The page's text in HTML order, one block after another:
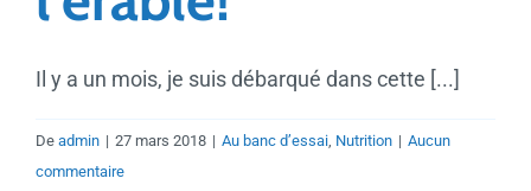
Il y a un mois, je suis débarqué dans cette [...]
De admin | 27 mars 2018 | Au banc d’essai Nutrition | Aucun
commentaire